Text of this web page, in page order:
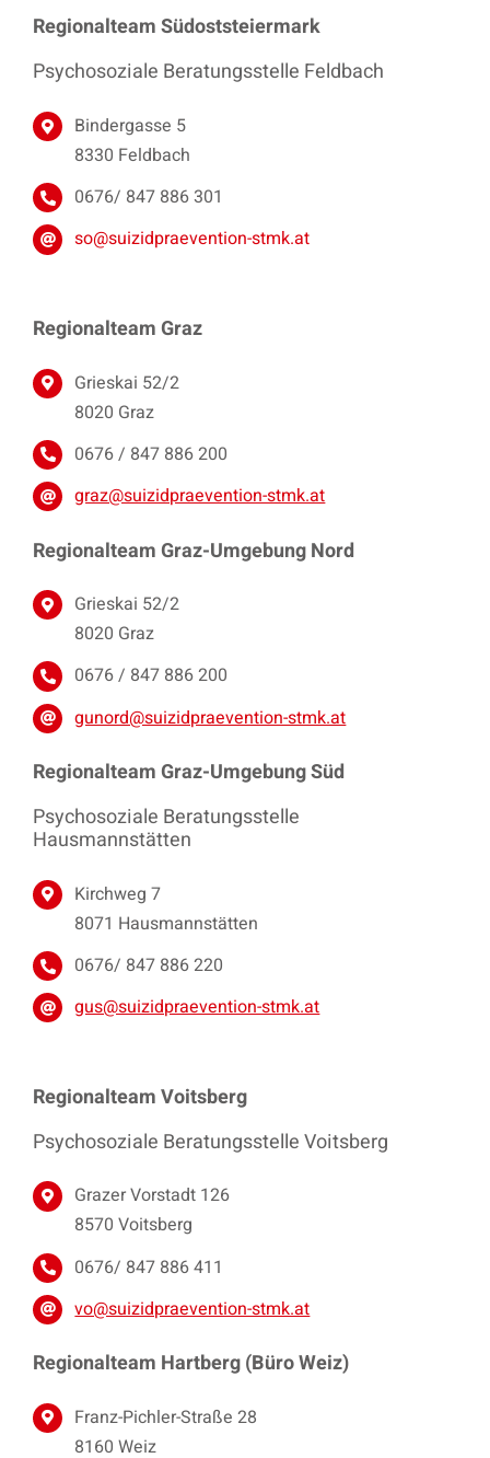
Regionalteam Südoststeiermark
Psychosoziale Beratungsstelle Feldbach
Bindergasse 5
8330 Feldbach
0676/ 847 886 301
so@suizidpraevention-stmk.at
Regionalteam Graz
Grieskai 52/2
8020 Graz
0676 / 847 886 200
graz@suizidpraevention-stmk.at
RegionalteamGraz-Umgebung Nord
Grieskai 52/2
8020 Graz
0676 / 847 886 200
gunord@suizidpraevention-stmk.at
Regionalteam Graz-Umgebung Süd
Psychosoziale Beratungsstelle
Hausmannstätten
Kirchweg 7
8071 Hausmannstätten
0676/ 847 886 220
gus@suizidpraevention-stmk.at
Regionalteam Voitsberg
Psychosoziale Beratungsstelle Voitsberg
Grazer Vorstadt 126
8570 Voitsberg
0676/ 847 886 411
vo@suizidpraevention-stmk.at
Regionalteam Hartberg (Büro Weiz)
Franz-Pichler-Straße 28
8160 Weiz